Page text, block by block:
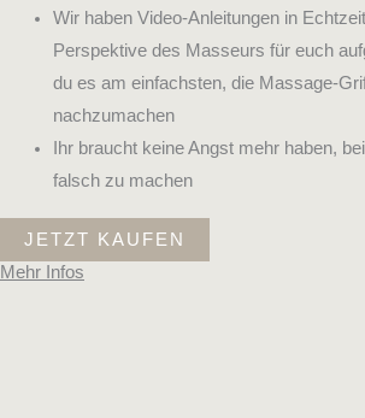
Wir haben Video-Anleitungen in
Perspektive des Masseurs für euch
du es am einfachsten, die Massage-
nachzumachen
Ihr braucht keine Angst mehr haben,
falsch zu machen
JETZT KAUFEN
Mehr Infos